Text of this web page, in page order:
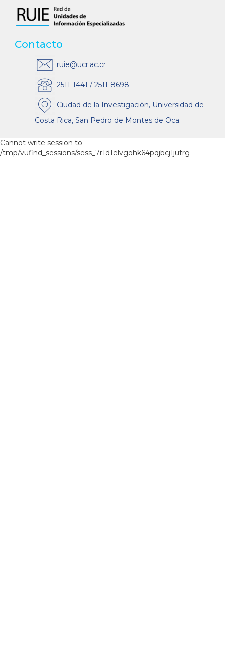
Contacto
ruie@ucr.ac.cr
2511-1441 / 2511-8698
Ciudad de la Investigación, Universidad de
Costa Rica, San Pedro de Montes de Oca.
Cannot write session to
/tmp/vufind_sessions/sess_7r1d1elvgohk64pqjbcj1jutrg